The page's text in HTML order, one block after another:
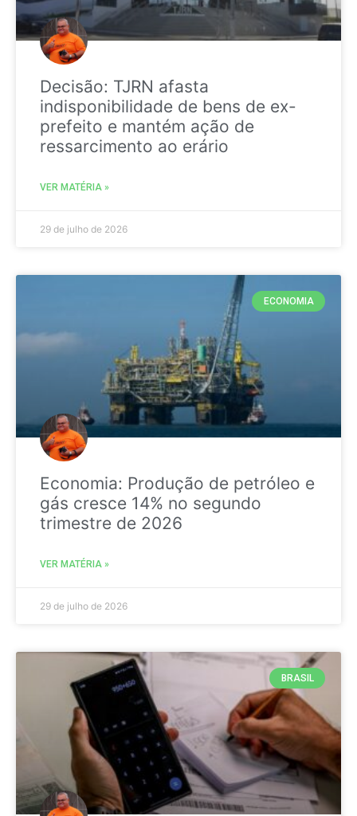
Decisão: TJRN afasta
indisponibilidade de bens de ex-
prefeito e mantém ação de
ressarcimento ao erário
VER MATÉRIA »
29 de julho de 2026
ECONOMIA
Economia: Produção de petróleo e
gás cresce 14% no segundo
trimestre de 2026
VER MATÉRIA »
29 de julho de 2026
BRASIL